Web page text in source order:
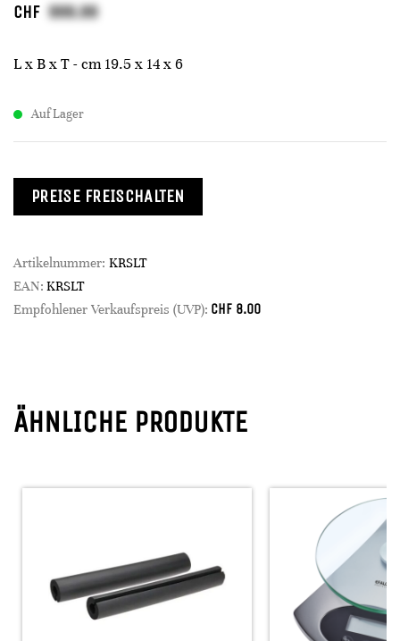
CHF
L x B x T - cm 19.5 x 14 x 6
Auf Lager
PREISE FREISCHALTEN
Artikelnummer: KRSLT
EAN: KRSLT
Empfohlener Verkaufspreis (UVP): CHF 8.00
ÄHNLICHE PRODUKTE